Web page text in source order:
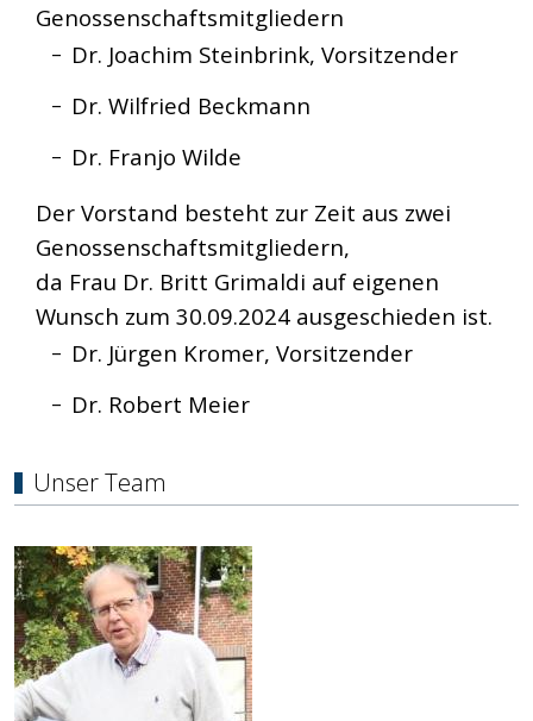
Genossenschaftsmitgliedern
Dr. Joachim Steinbrink, Vorsitzender
Dr. Wilfried Beckmann
Dr. Franjo Wilde
Der Vorstand besteht zur Zeit aus zwei
Genossenschaftsmitgliedern,
da Frau Dr. Britt Grimaldi auf eigenen
Wunsch zum 30.09.2024 ausgeschieden ist.
Dr. Jürgen Kromer, Vorsitzender
Dr. Robert Meier
Unser Team